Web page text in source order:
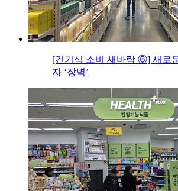
[건기식 소비 새바람 ⑥] 새로운
자 ‘장벽’